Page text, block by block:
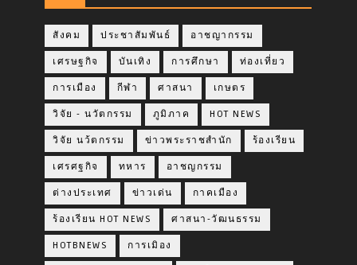
สังคม ประชาสัมพันธ์ อาชญากรรม
เศรษฐกิจ บันเทิง การศึกษา ท่องเที่ยว
การเมือง กีฬา ศาสนา เกษตร
วิจัย - นวัตกรรม ภูมิภาค HOT NEWS
วิจัย นว้ตกรรม ข่าวพระราชสำนัก ร้องเรียน
เศรศฐกิจ ทหาร อาชญกรรม
ต่างประเทศ ข่าวเด่น กาคเมือง
ร้องเรียน HOT NEWS ศาสนา-วัฒนธรรม
HOTBNEWS การเมิอง